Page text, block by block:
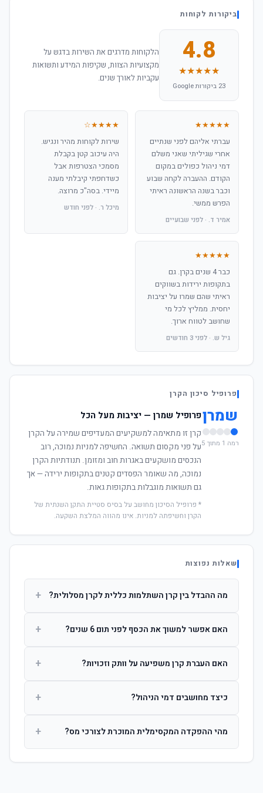
ביקורות לקוחות
4.8
★★★★★
23 ביקורות Google
הלקוחות מדרגים את השירות בדגש על
מקצועיות הצוות, שקיפות המידע ותשואות
עקביות לאורך שנים.
★★★★★
עברתי אליהם לפני שנתיים
אחרי שגיליתי שאני משלם
דמי ניהול כפולים במקום
הקודם. ההעברה לקחה שבוע
וכבר בשנה הראשונה ראיתי
הפרש ממשי.
אמיר ד. · לפני שבועיים
★★★★☆
שירות לקוחות מהיר ונגיש.
היה עיכוב קטן בקבלת
מסמכי הצטרפות אבל
כשדחפתי קיבלתי מענה
מיידי. בסה"כ מרוצה.
מיכל ר. · לפני חודש
★★★★★
כבר 4 שנים בקרן. גם
בתקופות ירידות בשווקים
ראיתי שהם שמרו על יציבות
יחסית. ממליץ לכל מי
שחושב לטווח ארוך.
גיל ש. · לפני 3 חודשים
פרופיל סיכון הקרן
שמרן
רמה 1 מתוך 5
פרופיל שמרן — יציבות מעל הכל
קרן זו מתאימה למשקיעים המעדיפים שמירה על הקרן
על פני מקסום תשואה. החשיפה למניות נמוכה, רוב
הנכסים מושקעים באגרות חוב ומזומן. תנודתיות הקרן
נמוכה, מה שאומר הפסדים קטנים בתקופות ירידה — אך
גם תשואות מוגבלות בתקופות גאות.
* פרופיל הסיכון מחושב על בסיס סטיית התקן השנתית של
הקרן וחשיפתה למניות. אינו מהווה המלצת השקעה.
שאלות נפוצות
מה ההבדל בין קרן השתלמות כללית לקרן מסלולית? +
ההשקעות. קרן מסלולית עוקבת אחרי מדד ספציפי ומאפשרת
האם אפשר למשוך את הכסף לפני תום 6 שנים? +
הרווחים. לאחר 6 שנים ניתן למשוך פטור ממס עד לתקרה
האם העברת קרן משפיעה על וותק וזכויות? +
החברות. הוותק ממשיך להיספר מיום ההפקדה הראשונה.
כיצד מחושבים דמי הניהול? +
ומתן על שיעורם בעת הצטרפות.
מהי ההפקדה המקסימלית המוכרת לצורכי מס? +